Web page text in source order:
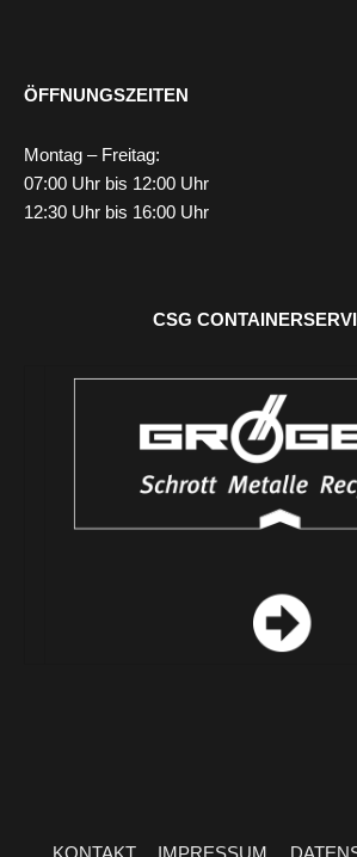
ÖFFNUNGSZEITEN
Montag – Freitag:
07:00 Uhr bis 12:00 Uhr
12:30 Uhr bis 16:00 Uhr
CSG
KONTAKT IMPRESSUM